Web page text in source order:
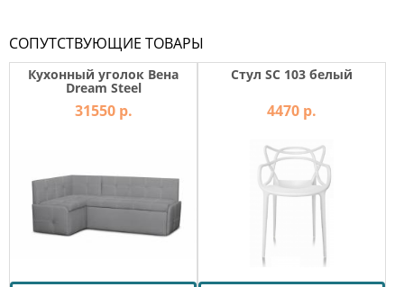
СОПУТСТВУЮЩИЕ ТОВАРЫ
Кухонный уголок Вена
Dream Steel
31550 р.
Стул SC 103 белый
4470 р.
САДОВАЯ
МЕБЕЛЬ
ЗЕРКАЛА
МЕБЕЛИ